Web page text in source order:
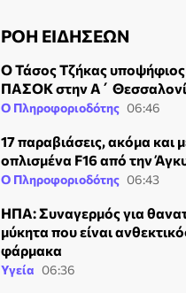
ΡΟΗ ΕΙΔΗΣΕΩΝ
Ο Τάσος Τζήκας υποψήφιος
ΠΑΣΟΚ στην Α΄
Ο Πληροφοριοδότης 06:46
17 παραβιάσεις, ακόμα και
οπλισμένα F16 από την
Ο Πληροφοριοδότης 06:43
ΗΠΑ: Συναγερμός για
μύκητα που είναι
φάρμακα
Υγεία 06:36